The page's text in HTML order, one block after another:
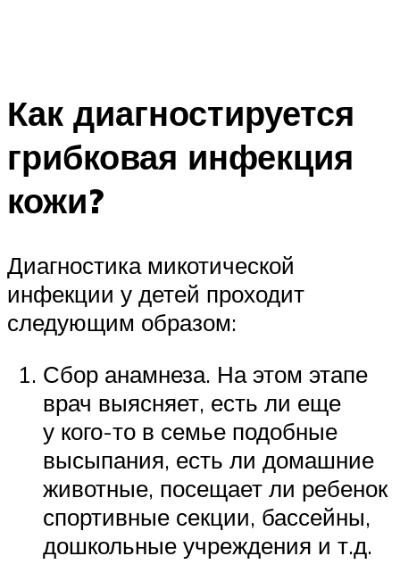
Как диагностируется
грибковая инфекция
кожи?
Диагностика микотической
инфекции у детей проходит
следующим образом:
Сбор анамнеза. На этом этапе
врач выясняет, есть ли еще
у кого-то в семье подобные
высыпания, есть ли домашние
животные, посещает ли ребенок
спортивные секции, бассейны,
дошкольные учреждения и т.д.